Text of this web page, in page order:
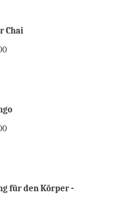
Chai
für den Körper -